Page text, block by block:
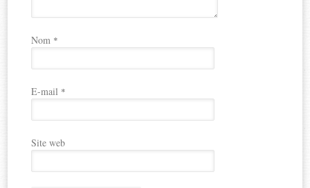
Nom *
E-mail *
Site web